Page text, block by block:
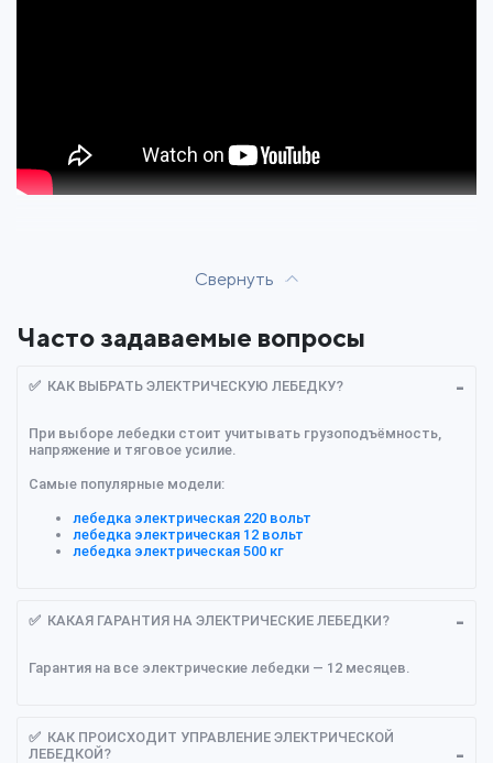
Свернуть
Часто задаваемые вопросы
✅ КАК ВЫБРАТЬ ЭЛЕКТРИЧЕСКУЮ ЛЕБЕДКУ?
При выборе лебедки стоит учитывать грузоподъёмность,
напряжение и тяговое усилие.
Самые популярные модели:
лебедка электрическая 220 вольт
лебедка электрическая 12 вольт
лебедка электрическая 500 кг
✅ КАКАЯ ГАРАНТИЯ НА ЭЛЕКТРИЧЕСКИЕ ЛЕБЕДКИ?
Гарантия на все электрические лебедки — 12 месяцев.
✅ КАК ПРОИСХОДИТ УПРАВЛЕНИЕ ЭЛЕКТРИЧЕСКОЙ
ЛЕБЕДКОЙ?